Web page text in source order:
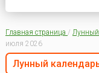
Главная страница / Лунный
июля 2026
Лунный